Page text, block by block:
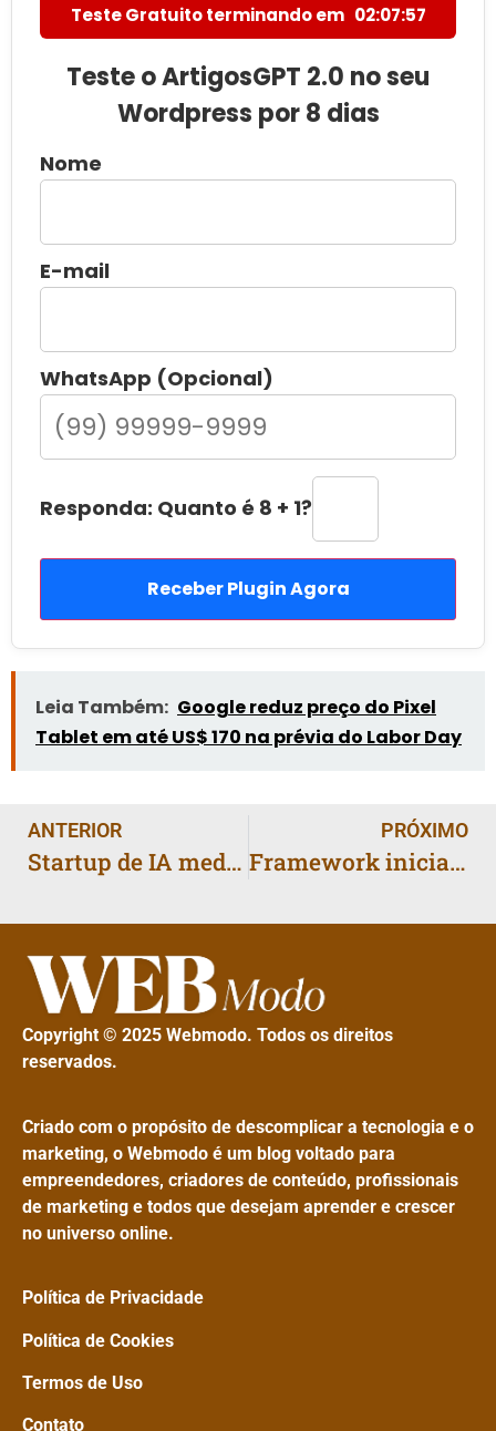
Teste Gratuito terminando em 02:07:56
Teste o ArtigosGPT 2.0 no seu
Wordpress por 8 dias
Nome
E-mail
WhatsApp (Opcional)
Responda: Quanto é 8 + 1?
Receber Plugin Agora
Leia Também: Google reduz preço do Pixel
Tablet em até US$ 170 na prévia do Labor Day
ANTERIOR
Startup de IA mede metano em arrozais e firma parceria com The Nature Conservancy
PRÓXIMO
Framework inicia pré-venda do primeiro carregador USB-C PD de 240 W para notebooks
Copyright © 2025 Webmodo. Todos os direitos
reservados.
Criado com o propósito de descomplicar a tecnologia e o
marketing, o Webmodo é um blog voltado para
empreendedores, criadores de conteúdo, profissionais
de marketing e todos que desejam aprender e crescer
no universo online.
Política de Privacidade
Política de Cookies
Termos de Uso
Contato